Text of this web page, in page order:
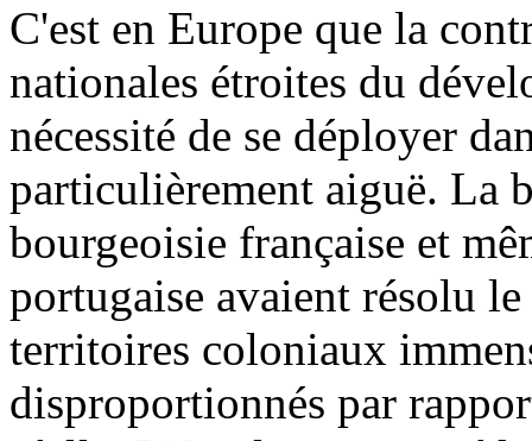
C'est en Europe que la
nationales étroites du
nécessité de se déployer
particulièrement aiguë. La
bourgeoisie française et
portugaise avaient résolu
territoires coloniaux
disproportionnés par